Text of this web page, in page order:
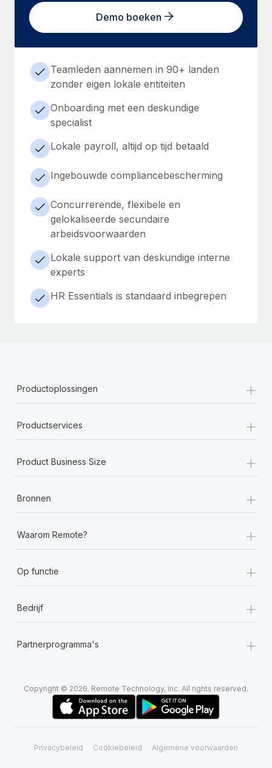
Demo boeken
Teamleden aannemen in 90+ landen
zonder eigen lokale entiteiten
Onboarding met een deskundige
specialist
Lokale payroll, altijd op tijd betaald
Ingebouwde compliancebescherming
Concurrerende, flexibele en
gelokaliseerde secundaire
arbeidsvoorwaarden
Lokale support van deskundige interne
experts
HR Essentials is standaard inbegrepen
Productoplossingen +
Productservices +
Product Business Size +
Bronnen +
Waarom Remote? +
Op functie +
Bedrijf +
Partnerprogramma's +
Copyright © 2026. Remote Technology, Inc. All rights reserved.
Privacybeleid Cookiebeleid Algemene voorwaarden